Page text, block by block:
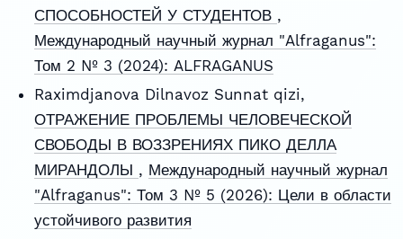
СПОСОБНОСТЕЙ У СТУДЕНТОВ ,
Международный научный журнал "Alfraganus":
Том 2 № 3 (2024): ALFRAGANUS
Raximdjanova Dilnavoz Sunnat qizi,
ОТРАЖЕНИЕ ПРОБЛЕМЫ ЧЕЛОВЕЧЕСКОЙ
СВОБОДЫ В ВОЗЗРЕНИЯХ ПИКО ДЕЛЛА
МИРАНДОЛЫ , Международный научный журнал
"Alfraganus": Том 3 № 5 (2026): Цели в области
устойчивого развития